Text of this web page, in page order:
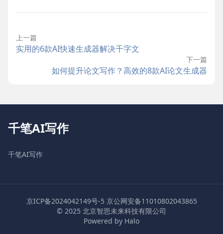
上一篇
实用的6款AI快速生成器解决千字文
下一篇
如何提升论文写作？高效的8款AI论文生成器
千笔AI写作
千笔AI写作
京ICP备2024042149号-5 京公网安备11010802043865
© 2025 北京智思未来科技有限公司
Powered by Halo